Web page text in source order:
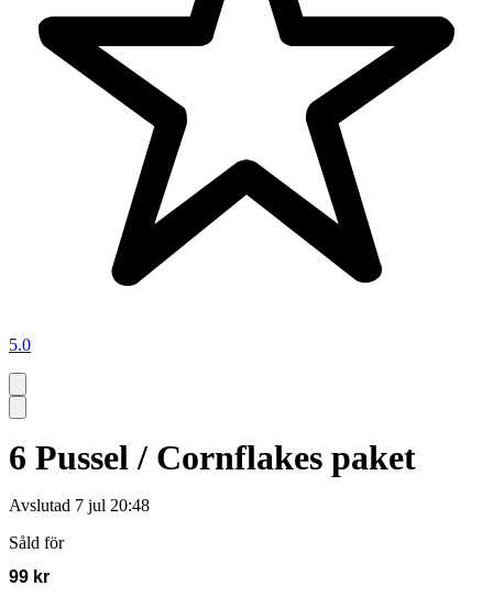
5.0
6 Pussel / Cornflakes paket
Avslutad 7 jul 20:48
Såld för
99 kr